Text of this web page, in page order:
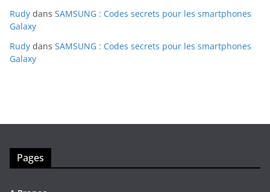
Rudy dans SAMSUNG : Codes secrets pour les smartphones
Galaxy
Rudy dans SAMSUNG : Codes secrets pour les smartphones
Galaxy
Pages